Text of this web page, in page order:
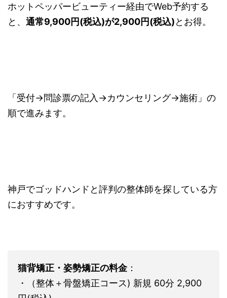
ホットペッパービューティー経由でWeb予約する
と、 通常9,900円(税込)が2,900円(税込)とお得。
「受付→問診票の記入→カウンセリング→施術」の
順で進みます。
神戸でゴッドハンドと評判の整体師を探している方
におすすめです。
猫背矯正・姿勢矯正の料金：
・（整体＋骨盤矯正コース) 新規 60分 2,900